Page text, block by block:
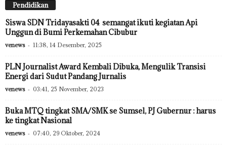
Pendidikan
Siswa SDN Tridayasakti 04 semangat ikuti kegiatan Api
Unggun di Bumi Perkemahan Cibubur
venews - 11:38, 14 Desember, 2025
PLN Journalist Award Kembali Dibuka, Mengulik Transisi
Energi dari Sudut Pandang Jurnalis
venews - 03:41, 25 November, 2023
Buka MTQ tingkat SMA/SMK se Sumsel, PJ Gubernur : harus
ke tingkat Nasional
venews - 07:40, 29 Oktober, 2024